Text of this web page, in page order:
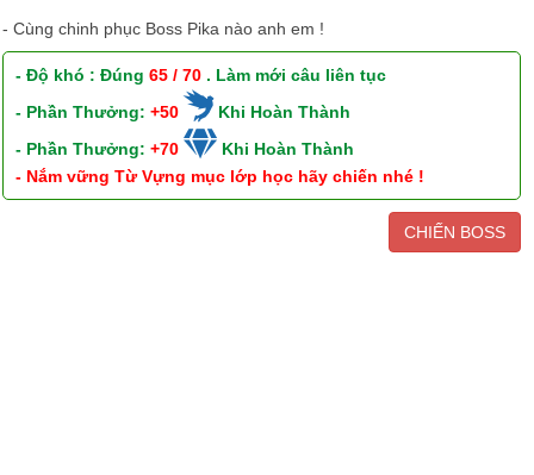
- Cùng chinh phục Boss Pika nào anh em !
- Độ khó : Đúng65 / 70 . Làm mới câu liên tục
- Phần Thưởng:+50
Khi Hoàn Thành
- Phần Thưởng:+70
Khi Hoàn Thành
- Nắm vững Từ Vựng mục lớp học hãy chiến nhé !
CHIẾN BOSS